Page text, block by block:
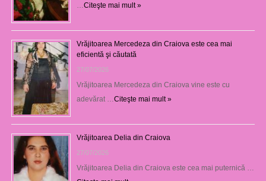
Citeşte mai mult »
Vrăjitoarea Mercedeza din Craiova este cea mai
eficientă şi căutată
27/07/2026
Vrăjitoarea Mercedeza din Craiova vine este cu
adevărat … Citeşte mai mult »
Vrăjitoarea Delia din Craiova
27/07/2026
Vrăjitoarea Delia din Craiova este cea mai puternică …